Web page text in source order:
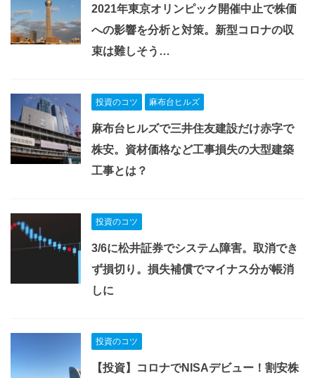
2021年東京オリンピック開催中止で株価
への影響を分析と対策。新型コロナの収
束は難しそう…
投資のコツ 麻布台ヒルズ
麻布台ヒルズで三井住友建設だけ赤字で
株安。資材価格など工事損失の大型建築
工事とは？
投資のコツ
3/6に松井証券でシステム障害。取消でき
ず損切り。損失補償でマイナス分が帳消
しに
投資のコツ
【投資】コロナでNISAデビュー！割安株